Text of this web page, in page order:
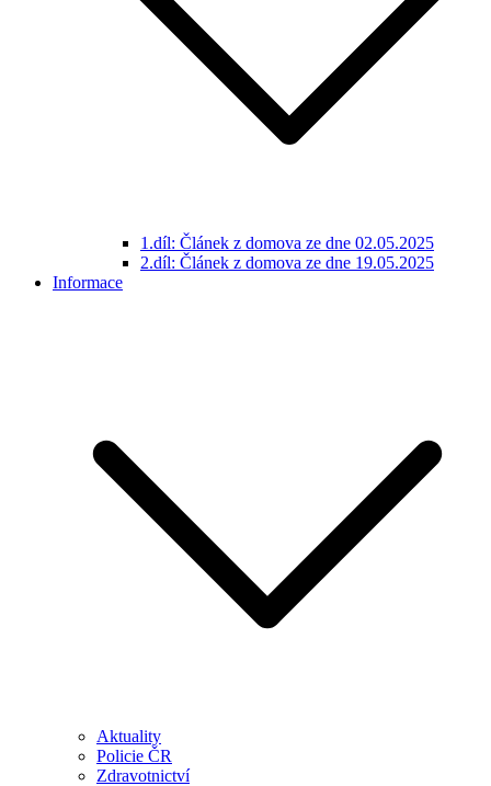
1.díl: Článek z domova ze dne 02.05.2025
2.díl: Článek z domova ze dne 19.05.2025
Informace
Aktuality
Policie ČR
Zdravotnictví